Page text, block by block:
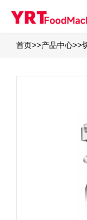
首页>>产品中心>>